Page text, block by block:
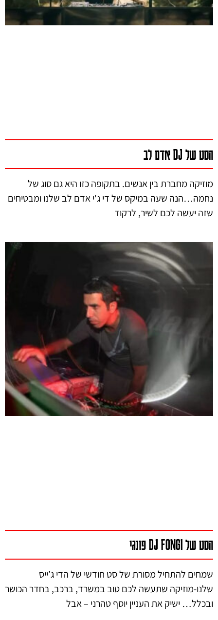
הסט של DJ אדם לב
מוזיקה מחברת בין אנשים. בתקופה כזו היא גם סוג של
נחמה…הנה שעה במיקס של די ג'י אדם לב שלנו ומבטיחים
שזה יעשה לכם לשיר, לרקוד
הסט של DJ FONGI פונגי
שמחים להתחיל מסורת של סט חודשי של הדי ג’ייס
שלנו-מוזיקה שתעשה לכם טוב במשרד, ברכב, בחדר הכושר
ובכלל… ישיק את העניין יוסף טהרני – אבל